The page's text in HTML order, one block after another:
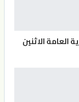
العامة الاثنين